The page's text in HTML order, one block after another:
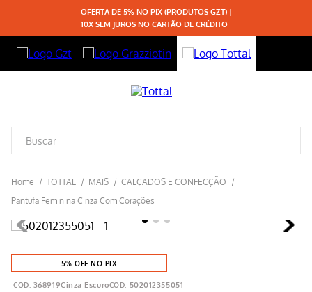
OFERTA DE 5% NO PIX (PRODUTOS GZT) |
10X SEM JUROS NO CARTÃO DE CRÉDITO
TOTTAL MAIS
CALÇADOS E CONFECÇÃO
Pantufa Feminina Cinza Com Corações
5% OFF NO PIX
368919Cinza Escuro 502012355051